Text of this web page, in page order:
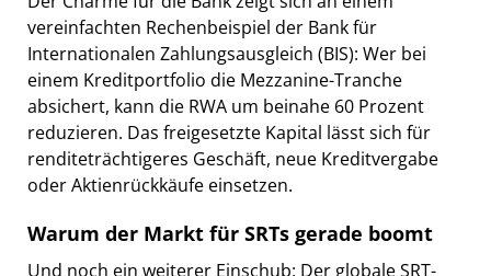
vereinfachten Rechenbeispiel der Bank für
Internationalen Zahlungsausgleich (BIS): Wer bei
einem Kreditportfolio die Mezzanine-Tranche
absichert, kann die RWA um beinahe 60 Prozent
reduzieren. Das freigesetzte Kapital lässt sich für
renditeträchtigeres Geschäft, neue Kreditvergabe
oder Aktienrückkäufe einsetzen.
Warum der Markt für SRTs gerade boomt
Und noch ein weiterer Einschub: Der globale SRT-